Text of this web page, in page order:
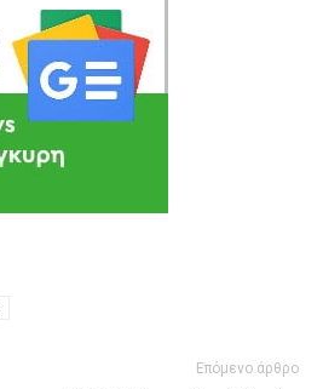
Επόμενο άρθρο